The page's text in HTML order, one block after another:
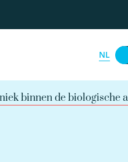
NL
binnen de biologische